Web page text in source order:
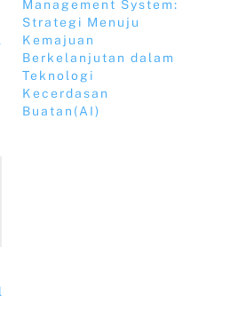
Management System:
Strategi Menuju
Kemajuan
Berkelanjutan dalam
Teknologi
Kecerdasan
Buatan(AI)